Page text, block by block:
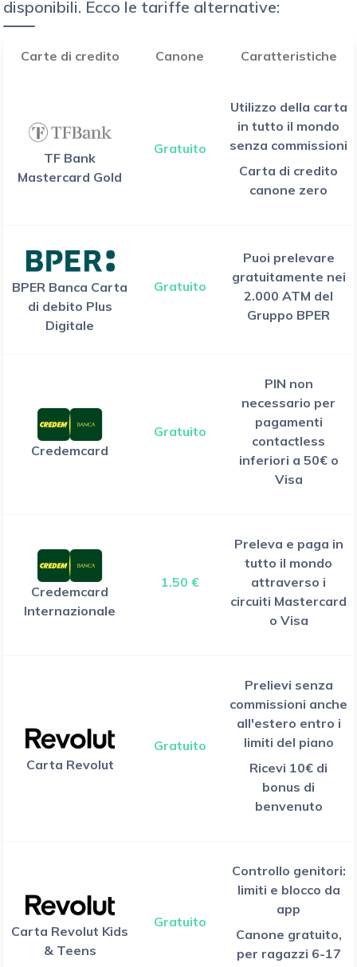
disponibili. Ecco le tariffe alternative:
Carte di credito Canone Caratteristiche
TF Bank
Mastercard Gold
Gratuito
Utilizzo della carta
in tutto il mondo
senza commissioni
Carta di credito
canone zero
BPER Banca Carta
di debito Plus
Digitale
Gratuito
Puoi prelevare
gratuitamente nei
2.000 ATM del
Gruppo BPER
Credemcard
Gratuito
PIN non
necessario per
pagamenti
contactless
inferiori a 50€ o
Visa
Credemcard
Internazionale
1.50 €
Preleva e paga in
tutto il mondo
attraverso i
circuiti Mastercard
o Visa
Carta Revolut
Gratuito
Prelievi senza
commissioni anche
all'estero entro i
limiti del piano
Ricevi 10€ di
bonus di
benvenuto
Carta Revolut Kids
& Teens
Gratuito
Controllo genitori:
limiti e blocco da
app
Canone gratuito,
per ragazzi 6-17